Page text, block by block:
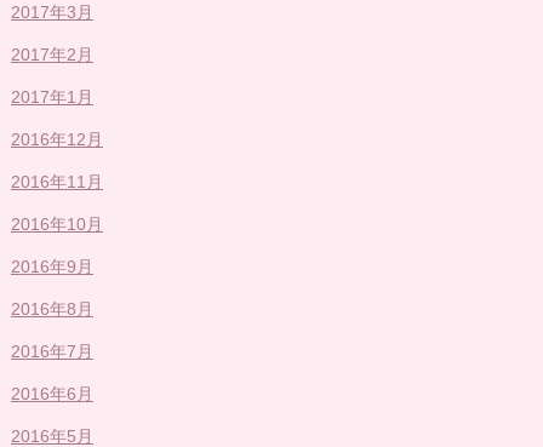
2017年3月
2017年2月
2017年1月
2016年12月
2016年11月
2016年10月
2016年9月
2016年8月
2016年7月
2016年6月
2016年5月